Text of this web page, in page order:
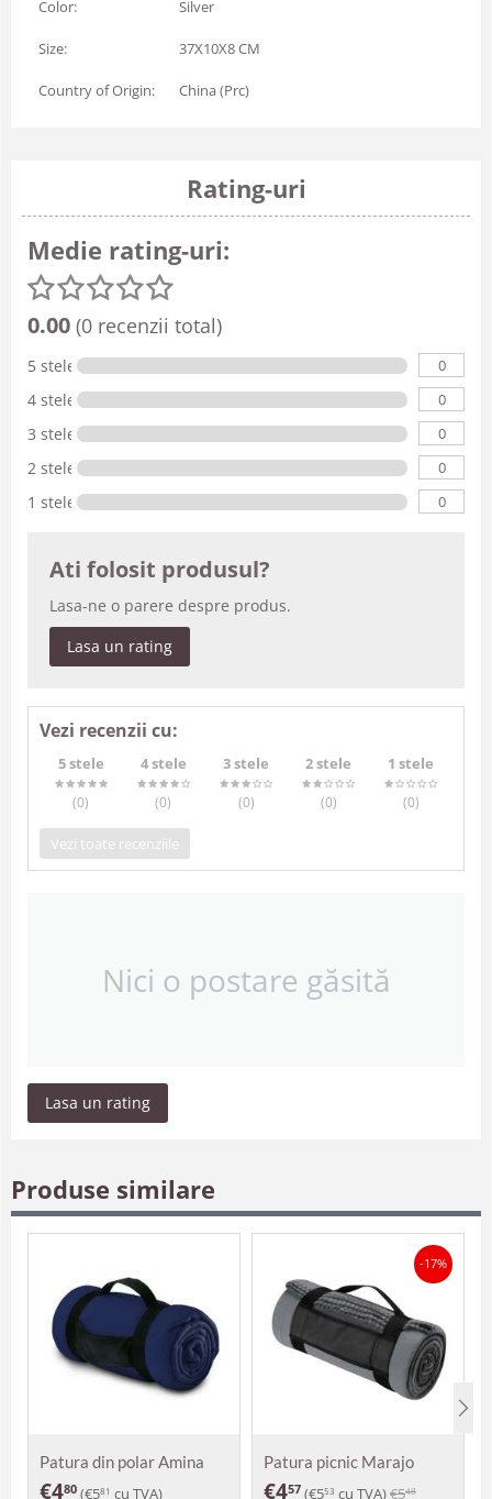
Color: Silver
Size: 37X10X8 CM
Country of Origin: China (Prc)
Rating-uri
Medie rating-uri:
0.00 (0 recenzii total)
5 stele 0
4 stele 0
3 stele 0
2 stele 0
1 stele 0
Ati folosit produsul?
Lasa-ne o parere despre produs.
Lasa un rating
Vezi recenzii cu:
5 stele
(0)
4 stele
(0)
3 stele
(0)
2 stele
(0)
1 stele
(0)
Vezi toate recenziile
Nici o postare găsită
Lasa un rating
Produse similare
Patura din polar Amina
€480 (€581 cu TVA)
-17%
Patura picnic Marajo
€457 (€553 cu TVA)€548